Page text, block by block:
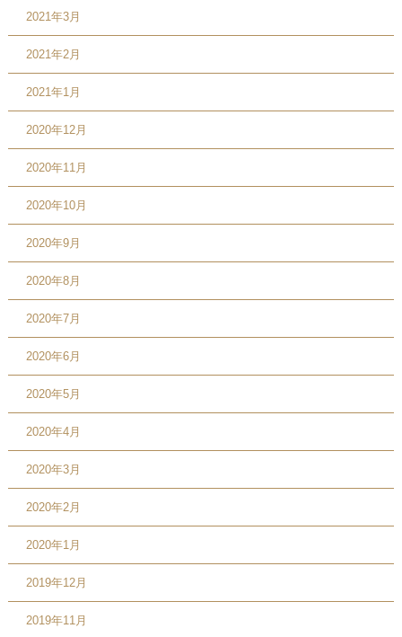
2021年3月
2021年2月
2021年1月
2020年12月
2020年11月
2020年10月
2020年9月
2020年8月
2020年7月
2020年6月
2020年5月
2020年4月
2020年3月
2020年2月
2020年1月
2019年12月
2019年11月